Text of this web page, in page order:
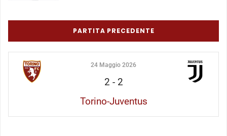
PARTITA PRECEDENTE
24 Maggio 2026
2 - 2
Torino-Juventus